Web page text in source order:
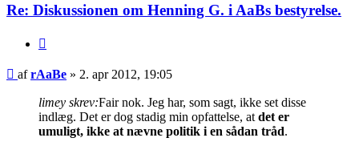
Re: Diskussionen om Henning G. i AaBs bestyrelse.
Indlæg
afrAaBe » 2. apr 2012, 19:05
limey skrev:Fair nok. Jeg har, som sagt, ikke set disse
indlæg. Det er dog stadig min opfattelse, at det er
umuligt, ikke at nævne politik i en sådan tråd.